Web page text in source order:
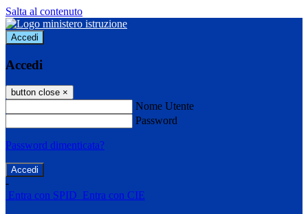
Salta al contenuto
Accedi
Accedi
button close ×
Nome Utente
Password
Password dimenticata?
-
Entra con SPID Entra con CIE